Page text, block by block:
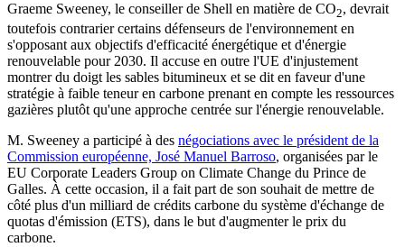
Graeme Sweeney, le conseiller de Shell en matière de CO2, devrait
toutefois contrarier certains défenseurs de l'environnement en
s'opposant aux objectifs d'efficacité énergétique et d'énergie
renouvelable pour 2030. Il accuse en outre l'UE d'injustement
montrer du doigt les sables bitumineux et se dit en faveur d'une
stratégie à faible teneur en carbone prenant en compte les ressources
gazières plutôt qu'une approche centrée sur l'énergie renouvelable.
M. Sweeney a participé à des négociations avec le président de la
Commission européenne, José Manuel Barroso, organisées par le
EU Corporate Leaders Group on Climate Change du Prince de
Galles. À cette occasion, il a fait part de son souhait de mettre de
côté plus d'un milliard de crédits carbone du système d'échange de
quotas d'émission (ETS), dans le but d'augmenter le prix du
carbone.